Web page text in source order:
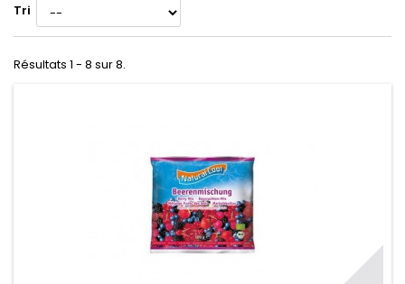
Tri
Résultats 1 - 8 sur 8.